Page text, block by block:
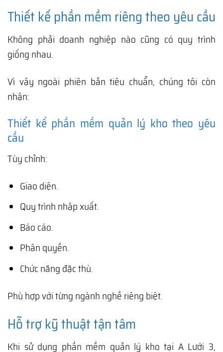
Thiết kế phần mềm riêng theo yêu cầu
Không phải doanh nghiệp nào cũng có quy trình
giống nhau.
Vì vậy ngoài phiên bản tiêu chuẩn, chúng tôi còn
nhận:
Thiết kế phần mềm quản lý kho theo yêu
cầu
Tùy chỉnh:
Giao diện.
Quy trình nhập xuất.
Báo cáo.
Phân quyền.
Chức năng đặc thù.
Phù hợp với từng ngành nghề riêng biệt.
Hỗ trợ kỹ thuật tận tâm
Khi sử dụng phần mềm quản lý kho tại A Lưới 3,